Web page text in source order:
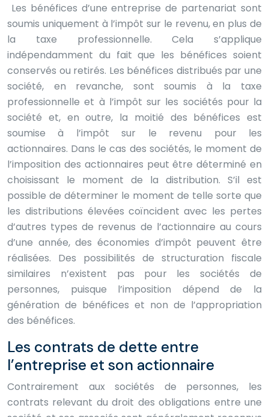
Les bénéfices d’une entreprise de partenariat sont
soumis uniquement à l’impôt sur le revenu, en plus de
la taxe professionnelle. Cela s’applique
indépendamment du fait que les bénéfices soient
conservés ou retirés. Les bénéfices distribués par une
société, en revanche, sont soumis à la taxe
professionnelle et à l’impôt sur les sociétés pour la
société et, en outre, la moitié des bénéfices est
soumise à l’impôt sur le revenu pour les
actionnaires. Dans le cas des sociétés, le moment de
l’imposition des actionnaires peut être déterminé en
choisissant le moment de la distribution. S’il est
possible de déterminer le moment de telle sorte que
les distributions élevées coïncident avec les pertes
d’autres types de revenus de l’actionnaire au cours
d’une année, des économies d’impôt peuvent être
réalisées. Des possibilités de structuration fiscale
similaires n’existent pas pour les sociétés de
personnes, puisque l’imposition dépend de la
génération de bénéfices et non de l’appropriation
des bénéfices.
Les contrats de dette entre
l’entreprise et son actionnaire
Contrairement aux sociétés de personnes, les
contrats relevant du droit des obligations entre une